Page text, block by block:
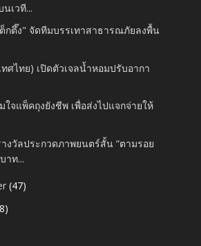
เวที...
กตึ๊ง" จัดทีมบรรเทาสาธารณภัยลงพื้น
ทศไทย) เปิดตัวเจลน้ำหอมปรับอากา
ใจแพ็คถุงยังชีพ เพื่อส่งไปแจกจ่ายให้
งวัลประกวดภาพยนตร์สั้น “ตามรอย
าท...
(47)